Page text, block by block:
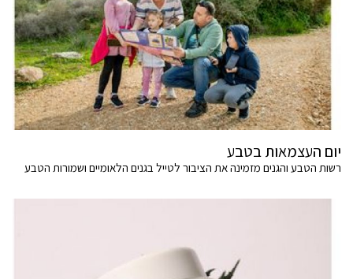
יום העצמאות בטבע
רשות הטבע והגנים מזמינה את הציבור לטייל בגנים הלאומיים ושמורות הטבע